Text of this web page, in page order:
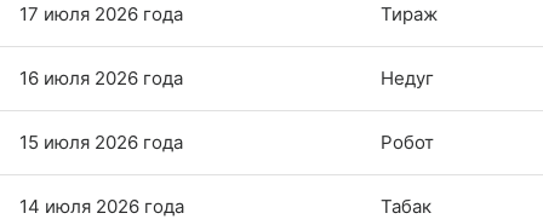
17 июля 2026 года Тираж
16 июля 2026 года Недуг
15 июля 2026 года Робот
14 июля 2026 года Табак